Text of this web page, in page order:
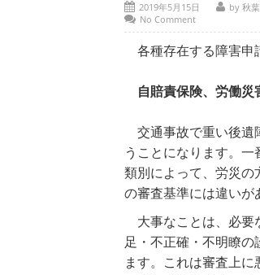
2019年5月15日 by 秋
No Comment
各種存在する障害申
自賠責保険、労働災
交通事故で重い後遺
うことになります。
類別によって、労災の
の審査基準には違いが
大事なことは、必要
足・不正確・不明瞭
ます。これは審査上